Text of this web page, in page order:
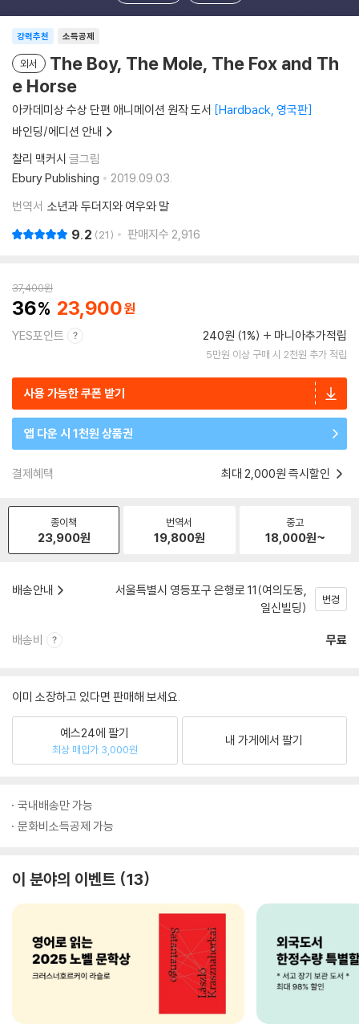
소득공제
강력추천
외서
The Boy, The Mole, The Fox and Th
e Horse
아카데미상 수상 단편 애니메이션 원작 도서 Hardback, 영국판
바인딩/에디션 안내
찰리 맥커시 글그림
Ebury Publishing
2019.09.03.
번역서 소년과 두더지와 여우와 말
9.2 21 판매지수 2,916
37,400원
36 23,900
YES포인트 240원 (1%) 마니아추가적립
5만원 이상 구매 시 2천원 추가 적립
사용 가능한 쿠폰 받기
앱 다운 시 1천원 상품권
결제혜택 최대 2,000원 즉시할인
종이책
23,900원
번역서
19,800원
중고
18,000원~
배송안내
서울특별시 영등포구 은행로 11(여의도동,
일신빌딩)
변경
배송비 무료
이미 소장하고 있다면 판매해 보세요.
예스24에 팔기
최상 매입가 3,000원
내 가게에서 팔기
국내배송만 가능
문화비소득공제 가능
이 분야의 이벤트 13